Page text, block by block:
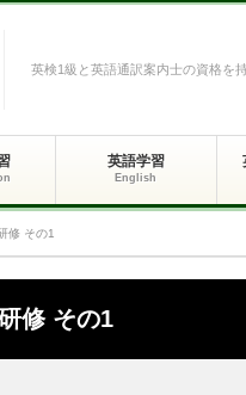
英検1級と英語通訳案内士の資格を
英語学習
English
修 その1
修 その1